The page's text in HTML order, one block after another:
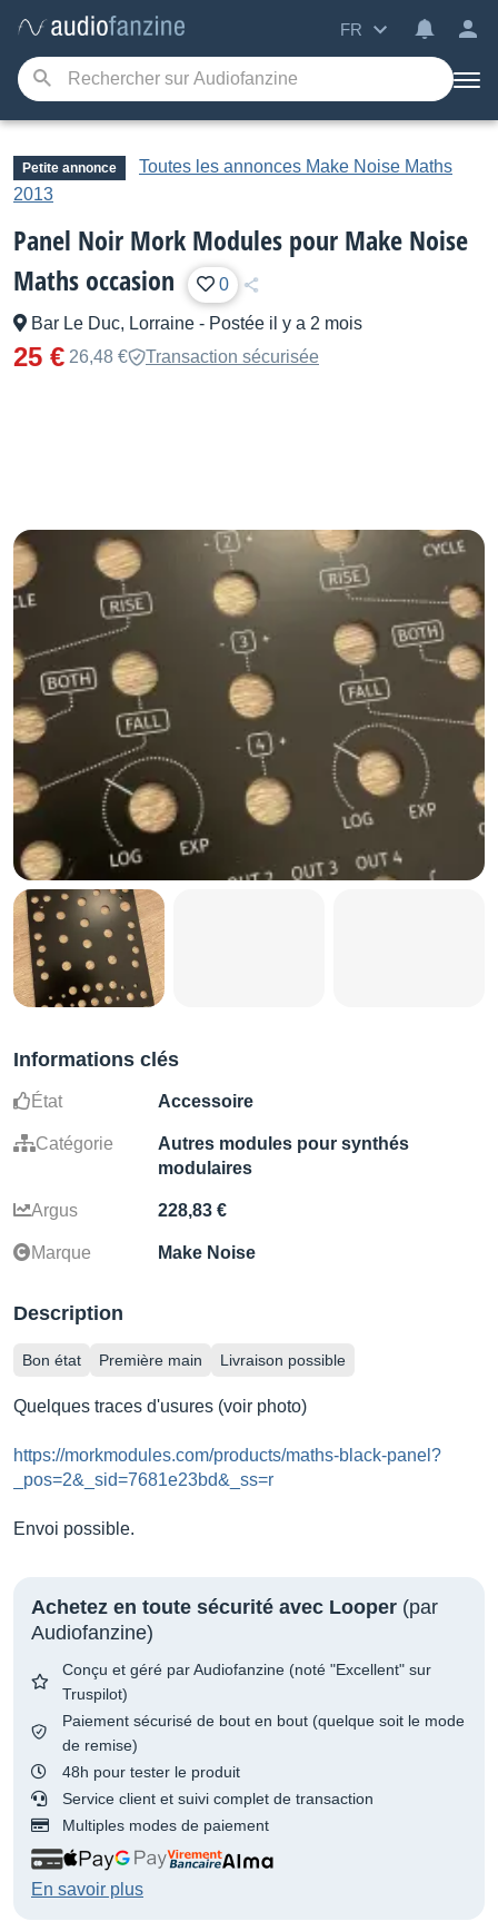
FR
Petite annonce
Toutes les annonces Make Noise Maths
2013
Panel Noir Mork Modules pour Make Noise
Maths occasion
0
Bar Le Duc, Lorraine - Postée il y a 2 mois
25 € 26,48 € Transaction sécurisée
Informations clés
État Accessoire
Catégorie
Autres modules pour synthés
modulaires
Argus 228,83 €
Marque Make Noise
Description
Bon état Première main Livraison possible
Quelques traces d'usures (voir photo)
https://morkmodules.com/products/maths-black-panel?
_pos=2&_sid=7681e23bd&_ss=r
Envoi possible.
Achetez en toute sécurité avec Looper (par
Audiofanzine)
Conçu et géré par Audiofanzine (noté "Excellent" sur
Truspilot)
Paiement sécurisé de bout en bout (quelque soit le mode
de remise)
48h pour tester le produit
Service client et suivi complet de transaction
Multiples modes de paiement
En savoir plus